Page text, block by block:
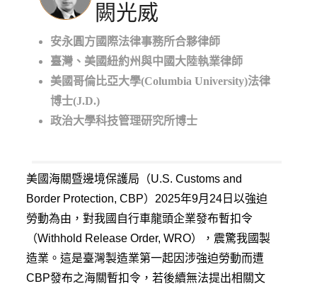
闕光威
安永圓方國際法律事務所合夥律師
臺灣、美國紐約州與中國大陸執業律師
美國哥倫比亞大學(Columbia University)法律
博士(J.D.)
政治大學科技管理研究所博士
美國海關暨邊境保護局（U.S. Customs and
Border Protection, CBP）2025年9月24日以強迫
勞動為由，對我國自行車龍頭企業發布暫扣令
（Withhold Release Order, WRO），震驚我國製
造業。這是臺灣製造業第一起因涉強迫勞動而遭
CBP發布之海關暫扣令，若後續無法提出相關文